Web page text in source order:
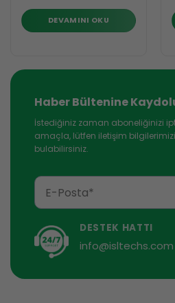
DEVAMINI OKU
Haber Bültenine
İstediğiniz zaman aboneliğinizi
amaçla, lütfen iletişim
bulabilirsiniz.
DESTEK HATTI
info@isltechs.com